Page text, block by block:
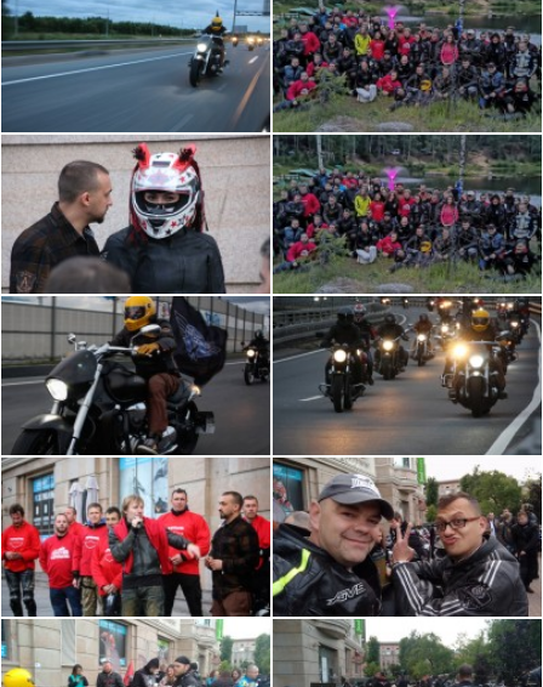
прохвата. Для участия, необходимо приехать на
встречу на мотоцикле и проехать до финальной
точки маршрута, быть отмеченным как участник
или возможный участник, этого события на
МотоБратан. Розыгрыш состоится на
завершающей точке, в случайном порядке.
Собираемся с 20:00 в Александровском парке, у
кино-центра «Великан Парк» (специальная
парковка для мотоциклов, точка отмечена на
карте ниже), знакомимся, стартуем примерно в
20:30. Цель и маршрут будет объявлен на месте
сбора. Учимся или вспоминаем как ездить без
отсечки, колонной в шахматном порядке (будет
краткий инструктаж).
Простые, но обязательные правила:
- Никакого негатива.
- Не беспределим.
- Необходимо уверенно водить мотоцикл.
- Приезжать с полным баком.